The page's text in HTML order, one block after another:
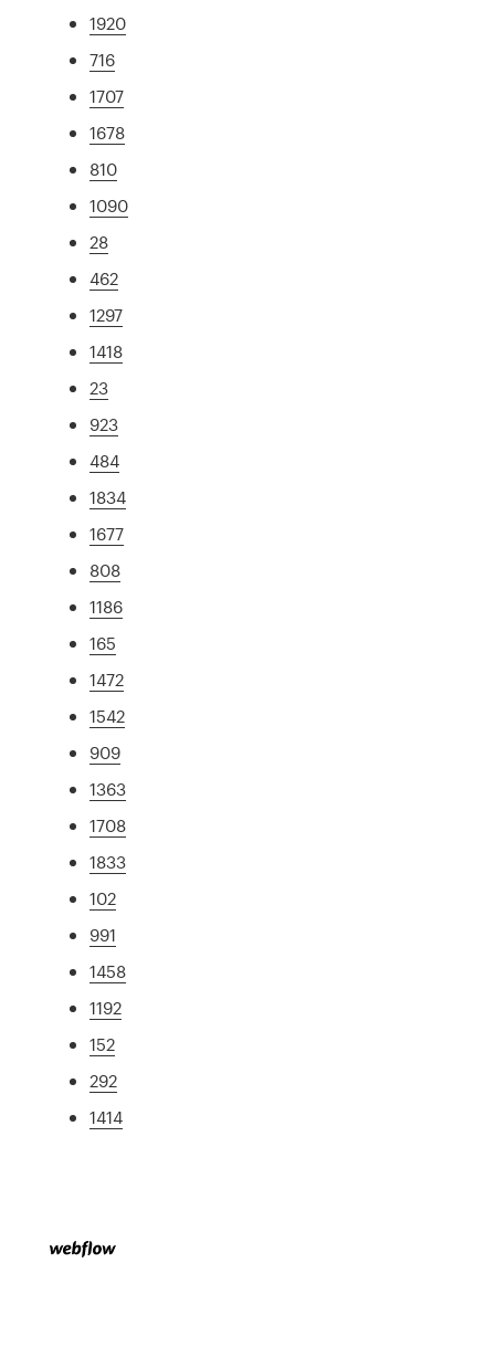
1920
716
1707
1678
810
1090
28
462
1297
1418
23
923
484
1834
1677
808
1186
165
1472
1542
909
1363
1708
1833
102
991
1458
1192
152
292
1414